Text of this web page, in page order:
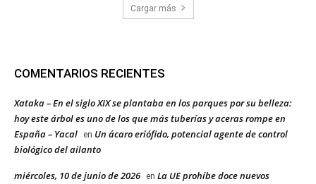
Cargar más
COMENTARIOS RECIENTES
Xataka – En el siglo XIX se plantaba en los parques por su belleza:
hoy este árbol es uno de los que más tuberías y aceras rompe en
España – Yacal
en Un ácaro eriófido, potencial agente de control
biológico del ailanto
miércoles, 10 de junio de 2026 en La UE prohíbe doce nuevos